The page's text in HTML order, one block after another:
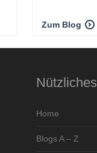
Zum Blog
Nützliches
Home
Blogs A – Z